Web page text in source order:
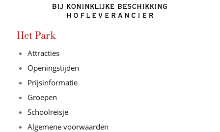
Het Park
Attracties
Openingstijden
Prijsinformatie
Groepen
Schoolreisje
Algemene voorwaarden